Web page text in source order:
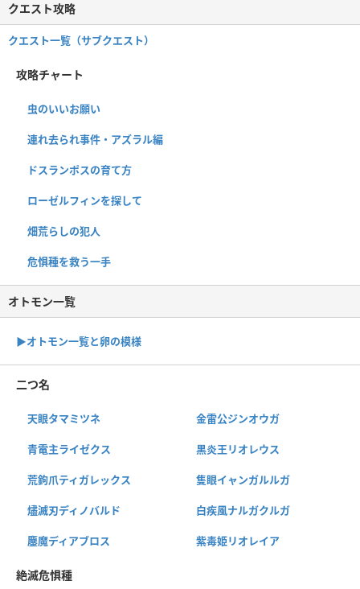
クエスト攻略
クエスト一覧（サブクエスト）
攻略チャート
虫のいいお願い
連れ去られ事件・アズラル編
ドスランポスの育て方
ローゼルフィンを探して
畑荒らしの犯人
危惧種を救う一手
オトモン一覧
▶︎オトモン一覧と卵の模様
二つ名
天眼タマミツネ 金雷公ジンオウガ
青電主ライゼクス 黒炎王リオレウス
荒鉤爪ティガレックス 隻眼イャンガルルガ
燼滅刃ディノバルド 白疾風ナルガクルガ
鏖魔ディアブロス 紫毒姫リオレイア
絶滅危惧種